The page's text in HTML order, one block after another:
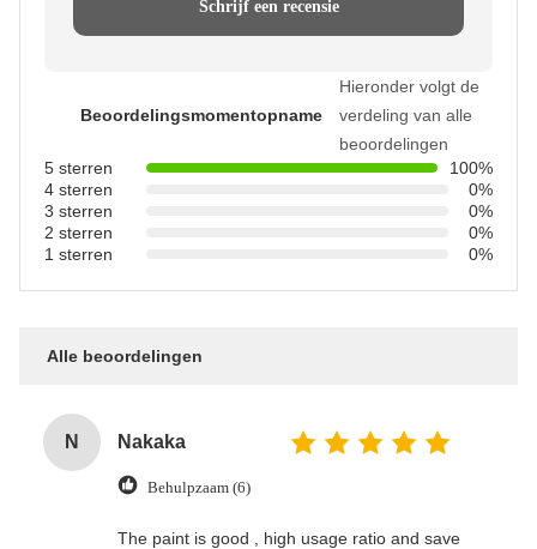
Schrijf een recensie
Beoordelingsmomentopname
Hieronder volgt de
verdeling van alle
beoordelingen
5 sterren
100%
4 sterren
0%
3 sterren
0%
2 sterren
0%
1 sterren
0%
Alle beoordelingen
N Nakaka
Behulpzaam (6)
The paint is good , high usage ratio and save